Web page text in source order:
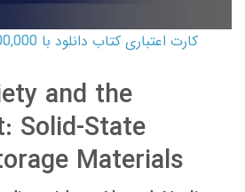
and the
Solid-State
Materials